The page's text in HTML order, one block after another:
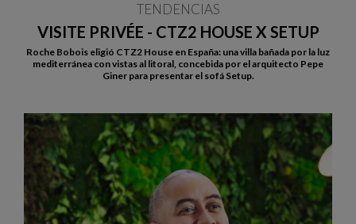
VISITE PRIVÉE - CTZ2 HOUSE X SETUP
TENDENCIAS
Roche Bobois eligió CTZ2 House en España: una villa bañada por la luz
mediterránea con vistas al litoral, concebida por el arquitecto Pepe
Giner para presentar el sofá Setup.